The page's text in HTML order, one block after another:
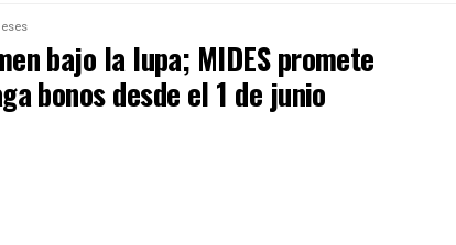
bajo la lupa; MIDES promete
bonos desde el 1 de junio